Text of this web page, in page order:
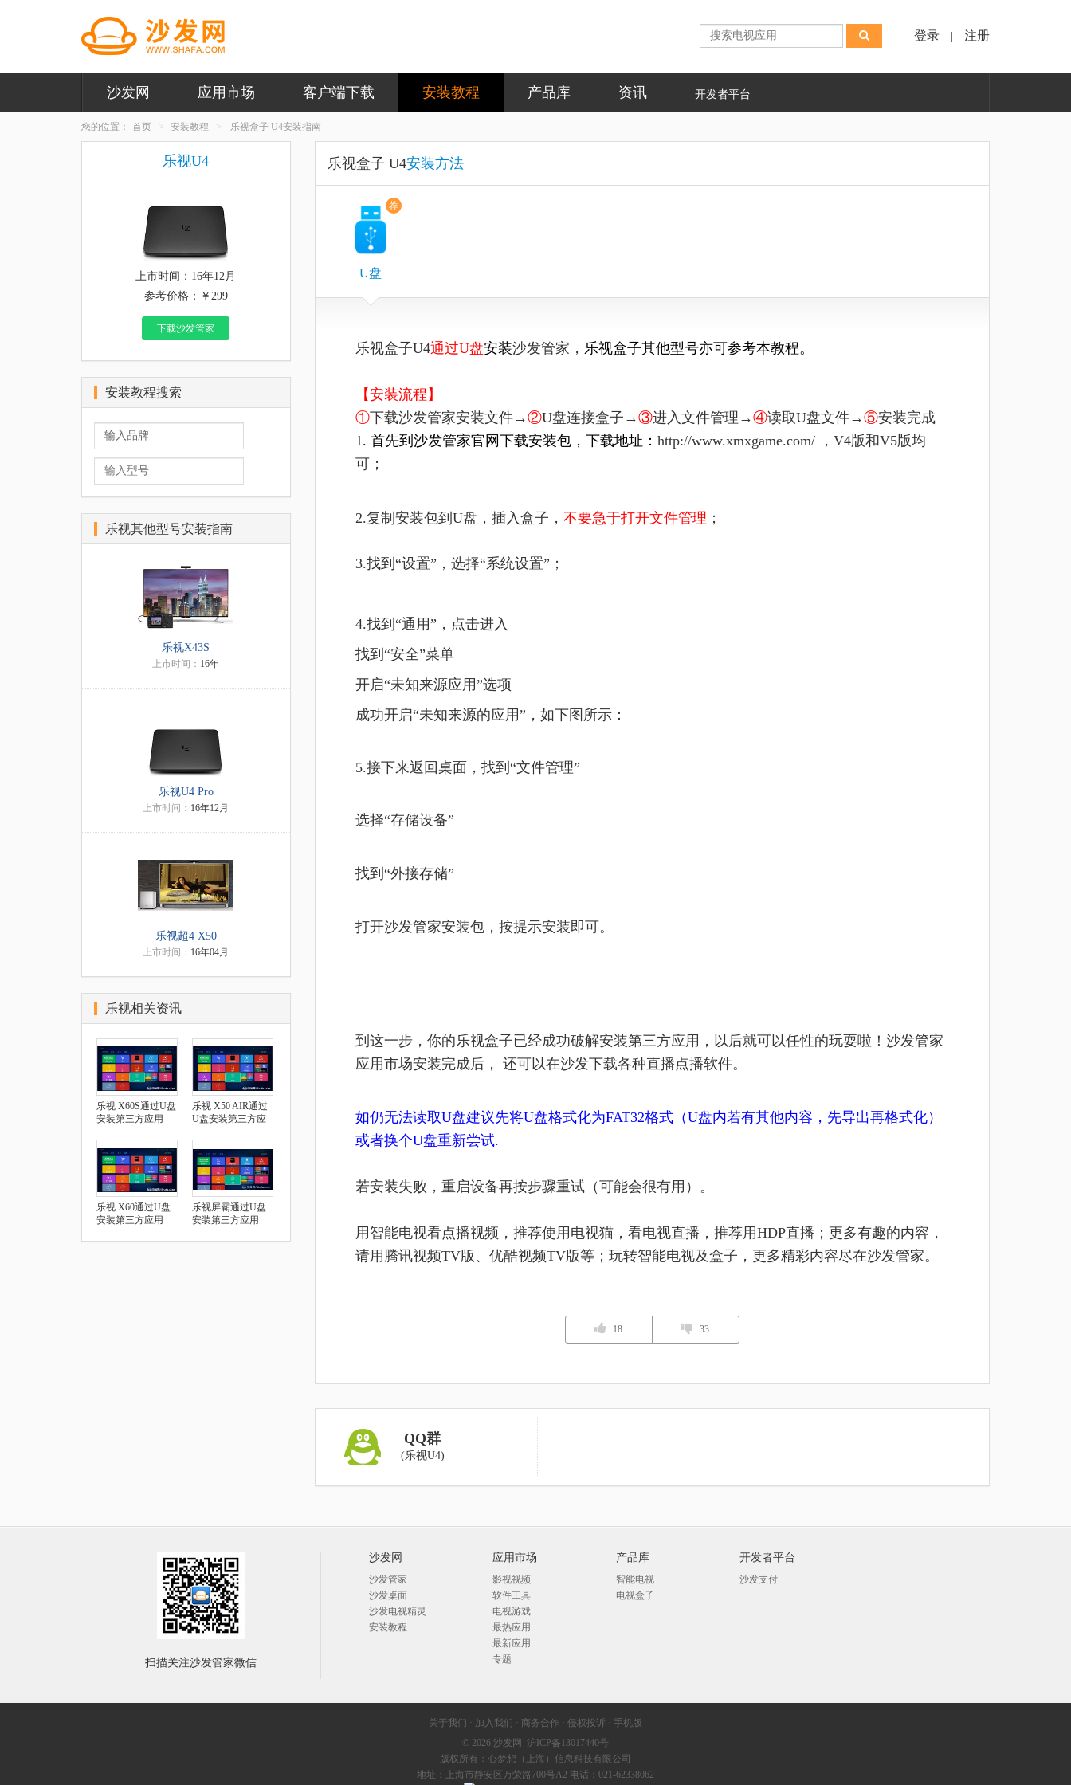
登录 注册
沙发网 应用市场 客户端下载 安装教程 产品库 资讯 开发者平台
您的位置： 首页 安装教程 乐视盒子 U4安装指南
乐视盒子 U4安装方法
荐
U盘
乐视盒子U4通过U盘安装沙发管家， 乐视盒子其他型号亦可参考本教程。
【安装流程】
①下载沙发管家安装文件→②U盘连接盒子→③进入文件管理→④读取U盘文件→⑤安装完成
1. 首先到沙发管家官网下载安装包，下载地址： http://www.xmxgame.com/ ，V4版和V5版均
可；
2.复制安装包到U盘，插入盒子， 不要急于打开文件管理 ；
3.找到“设置”，选择“系统设置”；
4.找到“通用”，点击进入
找到“安全”菜单
开启“未知来源应用”选项
成功开启“未知来源的应用”，如下图所示：
5.接下来返回桌面，找到“文件管理”
选择“存储设备”
找到“外接存储”
打开沙发管家安装包，按提示安装即可。
到这一步，你的乐视盒子已经成功破解安装第三方应用，以后就可以任性的玩耍啦！沙发管家
应用市场安装完成后， 还可以在沙发下载各种直播点播软件。
如仍无法读取U盘建议先将U盘格式化为FAT32格式（U盘内若有其他内容，先导出再格式化）
或者换个U盘重新尝试.
若安装失败，重启设备再按步骤重试（可能会很有用）。
用智能电视看点播视频，推荐使用电视猫，看电视直播，推荐用HDP直播；更多有趣的内容，
请用腾讯视频TV版、优酷视频TV版等；玩转智能电视及盒子，更多精彩内容尽在沙发管家。
18 33
QQ群
(乐视U4)
乐视U4
上市时间：16年12月
参考价格：￥299
下载沙发管家
安装教程搜索
乐视其他型号安装指南
乐视X43S
上市时间： 16年
乐视U4 Pro
上市时间： 16年12月
乐视超4 X50
上市时间： 16年04月
乐视相关资讯
乐视 X60S通过U盘
安装第三方应用
乐视 X50 AIR通过
U盘安装第三方应
乐视 X60通过U盘
安装第三方应用
乐视屏霸通过U盘
安装第三方应用
扫描关注沙发管家微信
沙发网
沙发管家
沙发桌面
沙发电视精灵
安装教程
应用市场
影视视频
软件工具
电视游戏
最热应用
最新应用
专题
产品库
智能电视
电视盒子
开发者平台
沙发支付
关于我们 · 加入我们 · 商务合作 · 侵权投诉 · 手机版
© 2026 沙发网
沪ICP备13017440号
版权所有：心梦想（上海）信息科技有限公司
地址：上海市静安区万荣路700号A2 电话：021-62338062